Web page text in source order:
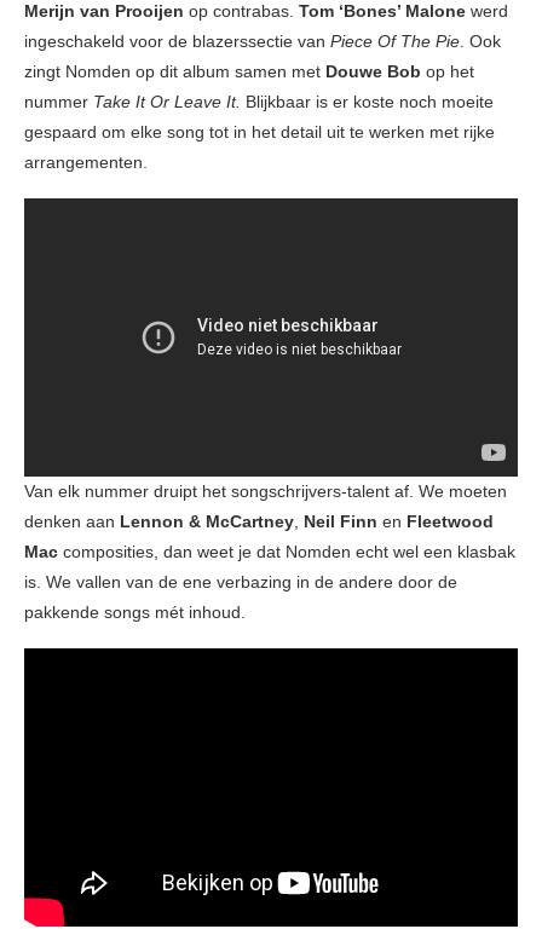
Merijn van Prooijen op contrabas. Tom ‘Bones’ Malone werd
ingeschakeld voor de blazerssectie van Piece Of The Pie. Ook
zingt Nomden op dit album samen met Douwe Bob op het
nummer Take It Or Leave It. Blijkbaar is er koste noch moeite
gespaard om elke song tot in het detail uit te werken met rijke
arrangementen.
Van elk nummer druipt het songschrijvers-talent af. We moeten
denken aan Lennon & McCartney Neil Finn en Fleetwood
Mac composities, dan weet je dat Nomden echt wel een klasbak
is. We vallen van de ene verbazing in de andere door de
pakkende songs mét inhoud.